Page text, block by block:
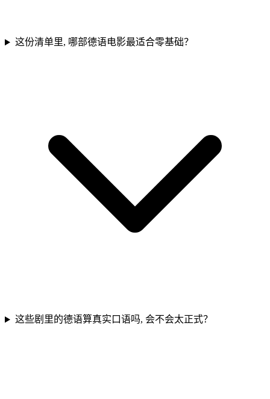
这份清单里, 哪部德语电影最适合零基础？
这些剧里的德语算真实口语吗, 会不会太正式？